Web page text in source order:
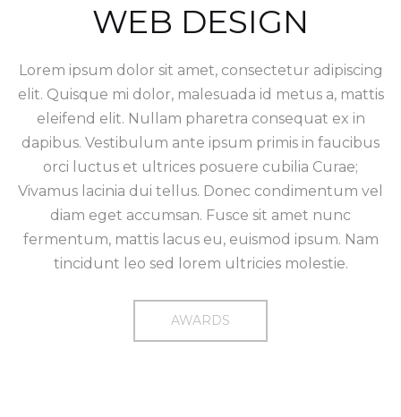
WEB DESIGN
Lorem ipsum dolor sit amet, consectetur adipiscing
elit. Quisque mi dolor, malesuada id metus a, mattis
eleifend elit. Nullam pharetra consequat ex in
dapibus. Vestibulum ante ipsum primis in faucibus
orci luctus et ultrices posuere cubilia Curae;
Vivamus lacinia dui tellus. Donec condimentum vel
diam eget accumsan. Fusce sit amet nunc
fermentum, mattis lacus eu, euismod ipsum. Nam
tincidunt leo sed lorem ultricies molestie.
AWARDS